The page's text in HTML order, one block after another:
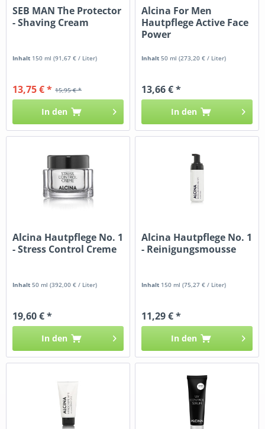
SEB MAN The Protector
- Shaving Cream
Inhalt 150 ml(91,67 € / Liter)
15,95 € *
13,75 € *
In den
Alcina For Men
Hautpflege Active Face
Power
Inhalt50 ml(273,20 € / Liter)
13,66 € *
In den
Alcina Hautpflege No. 1
- Stress Control Creme
Inhalt50 ml(392,00 € / Liter)
19,60 € *
In den
Alcina Hautpflege No. 1
- Reinigungsmousse
Inhalt 150 ml(75,27 € / Liter)
11,29 € *
In den